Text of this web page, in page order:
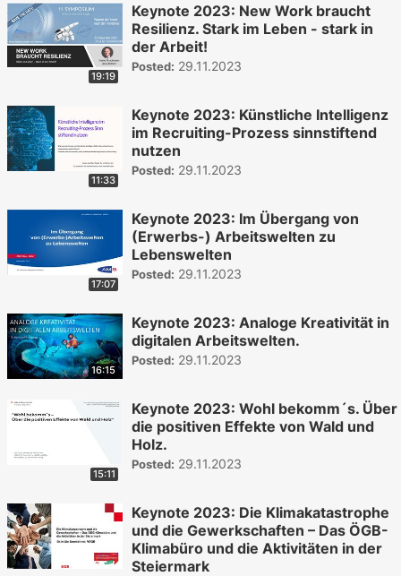
19:19
Keynote 2023: New Work braucht
Resilienz. Stark im Leben - stark in
der Arbeit!
Posted: 29.11.2023
11:33
Keynote 2023: Künstliche Intelligenz
im Recruiting-Prozess sinnstiftend
nutzen
Posted: 29.11.2023
17:07
Keynote 2023: Im Übergang von
(Erwerbs-) Arbeitswelten zu
Lebenswelten
Posted: 29.11.2023
16:15
Keynote 2023: Analoge Kreativität in
digitalen Arbeitswelten.
Posted: 29.11.2023
15:11
Keynote 2023: Wohl bekomm´s. Über
die positiven Effekte von Wald und
Holz.
Posted: 29.11.2023
Keynote 2023: Die Klimakatastrophe
und die Gewerkschaften – Das ÖGB-
Klimabüro und die Aktivitäten in der
Steiermark